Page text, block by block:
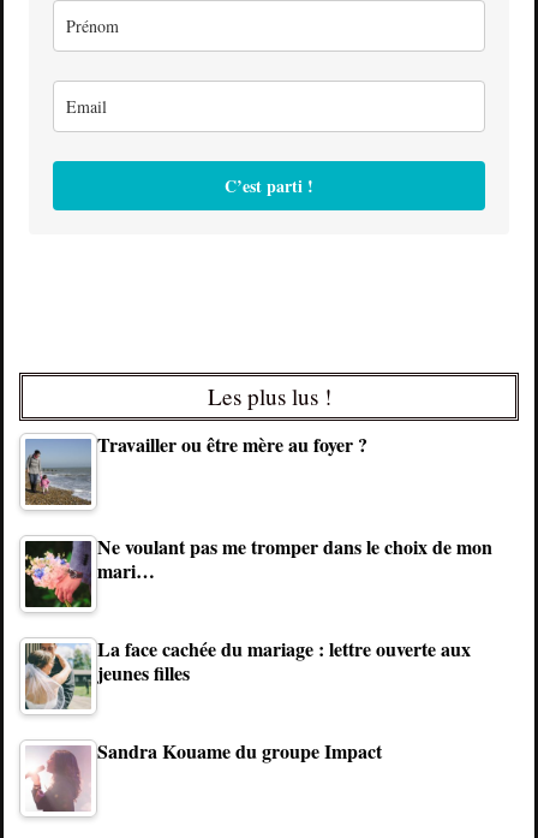
C’est parti !
Les plus lus !
Travailler ou être mère au foyer ?
Ne voulant pas me tromper dans le choix de mon
mari…
La face cachée du mariage : lettre ouverte aux
jeunes filles
Sandra Kouame du groupe Impact